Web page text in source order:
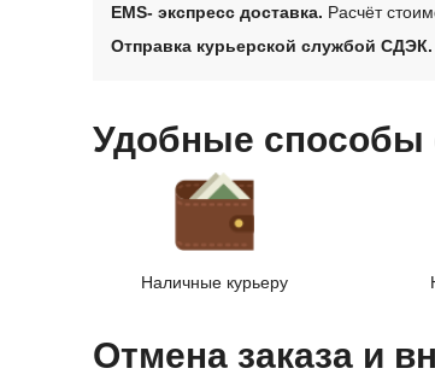
EMS- экспресс доставка. Расчёт
Отправка курьерской службой СДЭК.
Удобные способы
Наличные курьеру
Отмена заказа и